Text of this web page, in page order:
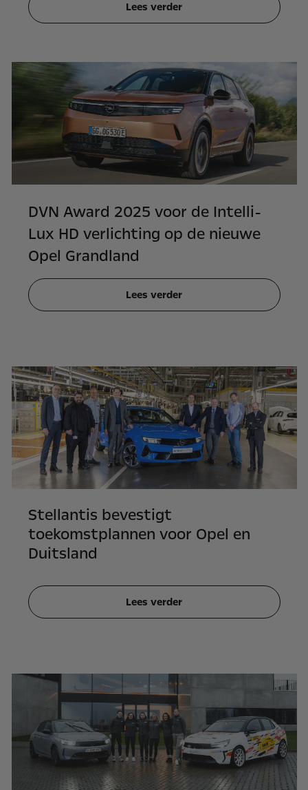
Lees verder
DVN Award 2025 voor de Intelli-
Lux HD verlichting op de nieuwe
Opel Grandland
Lees verder
Stellantis bevestigt
toekomstplannen voor Opel en
Duitsland
Lees verder